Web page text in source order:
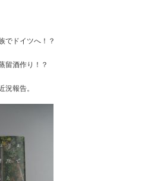
でドイツへ！？
留酒作り！？
況報告。